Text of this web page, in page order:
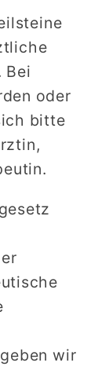
Bei
oder
bitte
wir